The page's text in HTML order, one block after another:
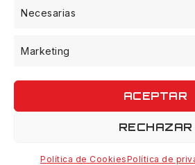
Necesarias
Marketing
ACEPTAR
RECHAZAR
Política de CookiesPolítica de